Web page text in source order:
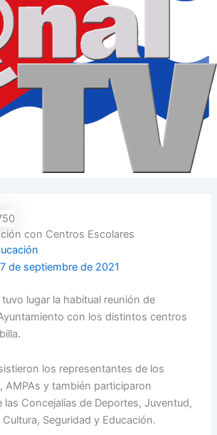
con Centros Escolares
de septiembre de 2021
lugar la habitual reunión de
con los distintos centros
los representantes de los
AMPAs y también participaron
las Concejalías de Deportes, Juventud,
Seguridad y Educación.